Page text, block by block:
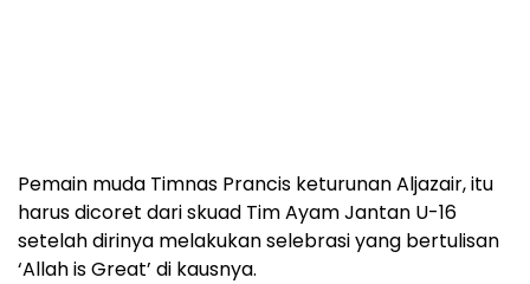
Pemain muda Timnas Prancis keturunan Aljazair, itu
harus dicoret dari skuad Tim Ayam Jantan U-16
setelah dirinya melakukan selebrasi yang bertulisan
‘Allah is Great’ di kausnya.